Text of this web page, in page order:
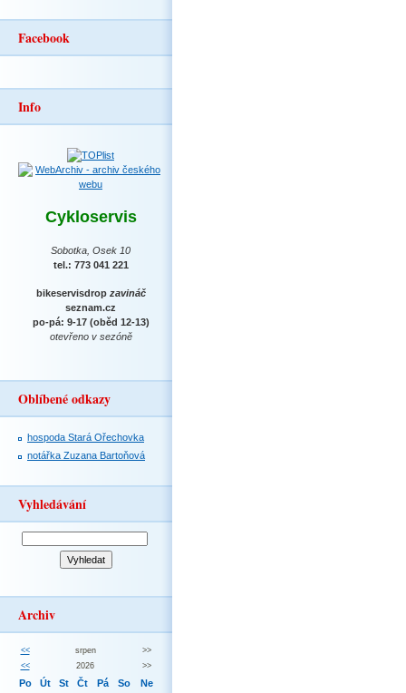
Facebook
Info
Cykloservis
Sobotka, Osek 10
tel.: 773 041 221
bikeservisdrop zavináč
seznam.cz
po-pá: 9-17 (oběd 12-13)
otevřeno v sezóně
Oblíbené odkazy
hospoda Stará Ořechovka
notářka Zuzana Bartoňová
Vyhledávání
Archiv
<< srpen
>>
<<
2026 >>
Po Út St Čt Pá So Ne